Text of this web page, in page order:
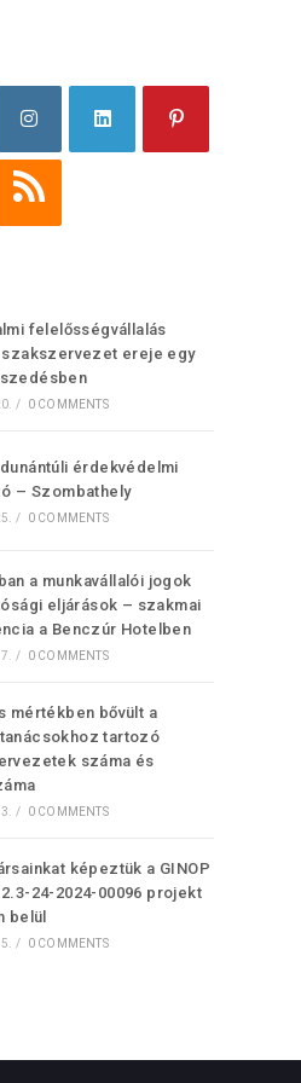
felelősségvállalás
szakszervezet ereje egy
/ 0 COMMENTS
érdekvédelmi
– Szombathely
/ 0 COMMENTS
a munkavállalói jogok
eljárások – szakmai
a Benczúr Hotelben
/ 0 COMMENTS
mértékben bővült a
tartozó
száma és
/ 0 COMMENTS
képeztük a GINOP
24-2024-00096 projekt
belül
/ 0 COMMENTS